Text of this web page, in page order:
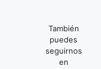
También
puedes
seguirnos
en